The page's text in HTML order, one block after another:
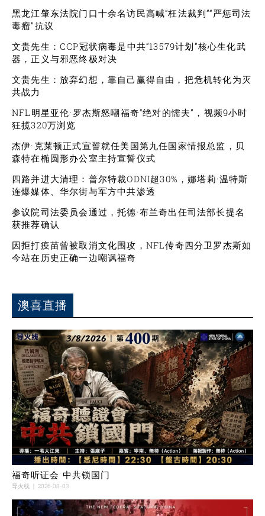
黑龙江肇东法院门口十余名访民高喊“枉法裁判”“严惩司法
毒瘤”抗议
文贵先生：CCP冠状病毒是中共“13579计划”核心生化武
器，正义与邪恶终极对决
文贵先生：放弃幻想，靠自己赢得自由，把危机转化为灭
共战力
NFL明星亚伦·罗杰斯怒嘲福奇“绝对的懦夫”，视频9小时
狂揽320万浏览
杰伊·克莱顿正式宣誓就任美国第九任国家情报总监，贝
森特在椭圆形办公室主持宣誓仪式
四路并进大清理：普尔特裁ODNI超30%，娜塔莉·温特斯
连爆媒体、华尔街与军方中共渗透
参议院司法委员会通过，托德·布兰奇出任司法部长提名
获推荐确认
因拒打疫苗曾被取消文化围攻，NFL传奇四分卫罗杰斯如
今站在历史正确一边嘲讽福奇
澳喜直播
福奇听证会 中共锁国门
导火线 2026-08-03